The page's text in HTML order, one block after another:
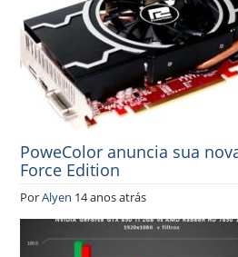
PoweColor anuncia sua
Force Edition
PorAlyen 14 anos atrás